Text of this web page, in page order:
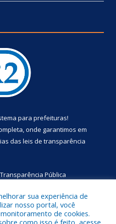
para prefeituras!
onde garantimos em
das leis de transparência
Pública
sua experiência de
nosso portal, você
de cookies.
como isso é feito, acesse